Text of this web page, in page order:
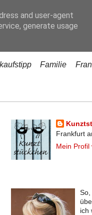
Familie
Frankfurt
Mein Profil
So,
ich
and user-agent
generate usage